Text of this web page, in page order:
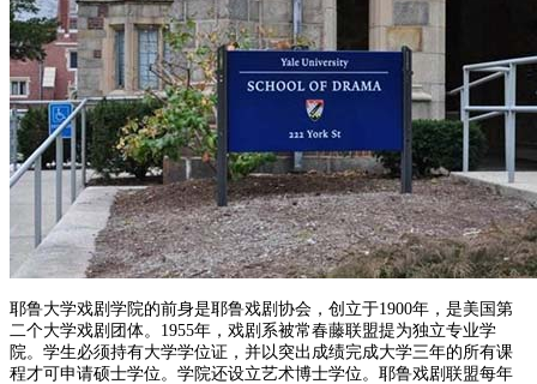
耶鲁大学戏剧学院的前身是耶鲁戏剧协会，创立于1900年，是美国第
二个大学戏剧团体。1955年，戏剧系被常春藤联盟提为独立专业学
院。学生必须持有大学学位证，并以突出成绩完成大学三年的所有课
程才可申请硕士学位。学院还设立艺术博士学位。耶鲁戏剧联盟每年